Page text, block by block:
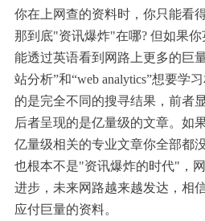
你在上网查的资料时，你只能看
那到底"资讯爆炸"在哪? 但如果
能透过英语看到网路上更多的巨
站分析”和“web analytics”想要学
的是完全不同的搜寻结果，前者
后者呈现的是亿量级的文章。如
亿量级相关的专业文章你全部都
也根本不是"资讯爆炸的时代"，
进步，未来网路越来越发达，相
应付巨量的资料。